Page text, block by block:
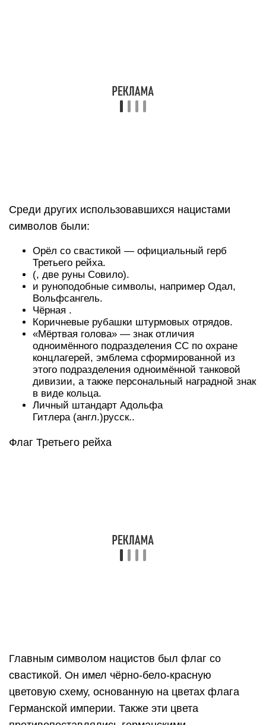
Среди других использовавшихся нацистами
символов были:
Орёл со свастикой — официальный герб
Третьего рейха.
(, две руны Совило).
и руноподобные символы, например Одал,
Вольфсангель.
Чёрная .
Коричневые рубашки штурмовых отрядов.
«Мёртвая голова» — знак отличия
одноимённого подразделения СС по охране
концлагерей, эмблема сформированной из
этого подразделения одноимённой танковой
дивизии, а также персональный наградной знак
в виде кольца.
Личный штандарт Адольфа
Гитлера (англ.)русск..
Флаг Третьего рейха
Главным символом нацистов был флаг со
свастикой. Он имел чёрно-бело-красную
цветовую схему, основанную на цветах флага
Германской империи. Также эти цвета